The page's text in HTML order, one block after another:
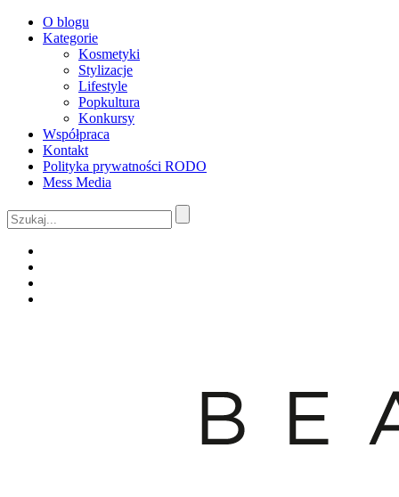
O blogu
Kategorie
Kosmetyki
Stylizacje
Lifestyle
Popkultura
Konkursy
Współpraca
Kontakt
Polityka prywatności RODO
Mess Media